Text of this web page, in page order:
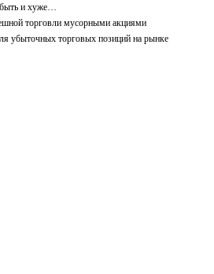
и хуже…
торговли мусорными акциями
убыточных торговых позиций на рынке